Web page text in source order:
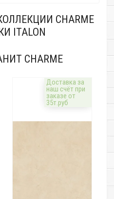
CHARME
ITALON
CHARME
Доставка за
наш счёт при
заказе от
35т.руб